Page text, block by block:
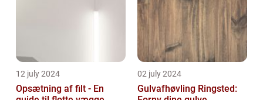
12 july 2024
Opsætning af filt - En
02 july 2024
Gulvafhøvling Ringsted: